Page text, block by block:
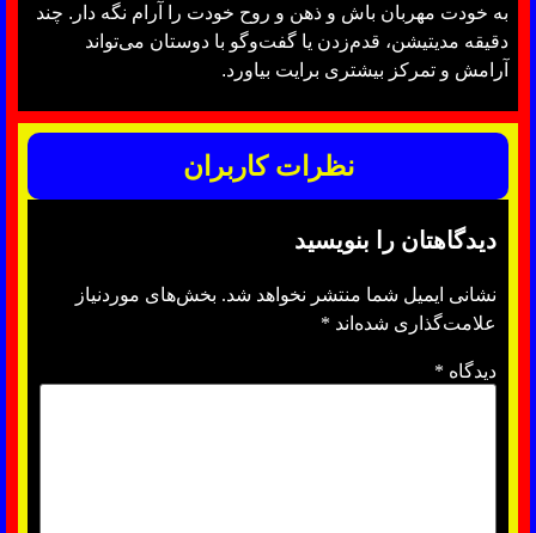
به خودت مهربان باش و ذهن و روح خودت را آرام نگه دار. چند
دقیقه مدیتیشن، قدم‌زدن یا گفت‌وگو با دوستان می‌تواند
آرامش و تمرکز بیشتری برایت بیاورد.
نظرات کاربران
دیدگاهتان را بنویسید
نشانی ایمیل شما منتشر نخواهد شد. بخش‌های موردنیاز
علامت‌گذاری شده‌اند *
دیدگاه *